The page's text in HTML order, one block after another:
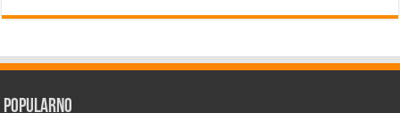
Popularno